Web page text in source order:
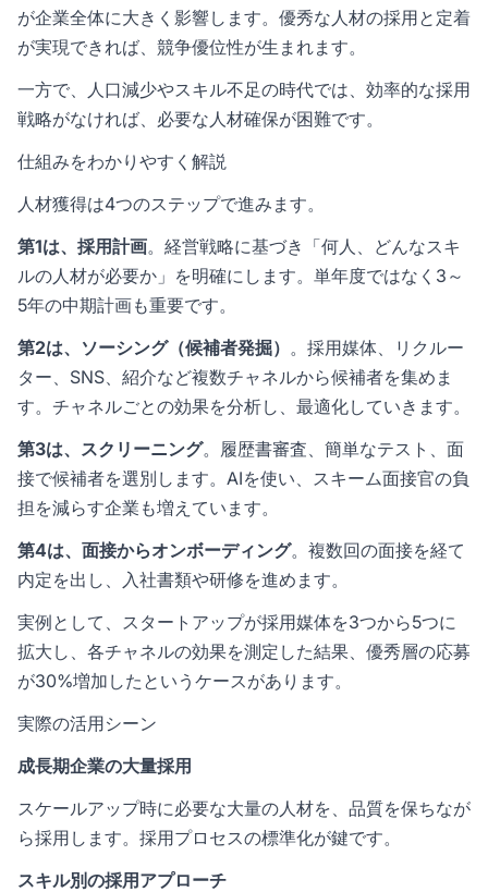
が企業全体に大きく影響します。優秀な人材の採用と定着
が実現できれば、競争優位性が生まれます。
一方で、人口減少やスキル不足の時代では、効率的な採用
戦略がなければ、必要な人材確保が困難です。
仕組みをわかりやすく解説
人材獲得は4つのステップで進みます。
第1は、採用計画。経営戦略に基づき「何人、どんなスキ
ルの人材が必要か」を明確にします。単年度ではなく3～
5年の中期計画も重要です。
第2は、ソーシング（候補者発掘） 。採用媒体、リクルー
ター、SNS、紹介など複数チャネルから候補者を集めま
す。チャネルごとの効果を分析し、最適化していきます。
第3は、スクリーニング。履歴書審査、簡単なテスト、面
接で候補者を選別します。 AIを使い、スキーム面接官の負
担を減らす企業も増えています。
第4は、面接からオンボーディング。複数回の面接を経て
内定を出し、入社書類や研修を進めます。
実例として、スタートアップが採用媒体を3つから5つに
拡大し、各チャネルの効果を測定した結果、優秀層の応募
が30%増加したというケースがあります。
実際の活用シーン
成長期企業の大量採用
スケールアップ時に必要な大量の人材を、品質を保ちなが
ら採用します。採用プロセスの標準化が鍵です。
スキル別の採用アプローチ